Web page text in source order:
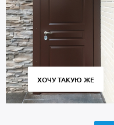
ХОЧУ ТАКУЮ ЖЕ